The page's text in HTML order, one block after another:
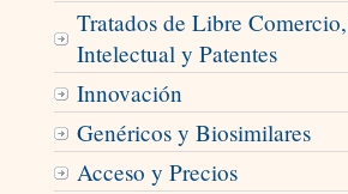
Tratados de Libre
Intelectual y Patentes
Innovación
Genéricos y Biosimilares
Acceso y Precios